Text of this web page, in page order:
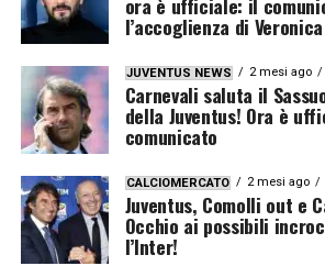
l’accoglienza di
JUVENTUS NEWS 2 mesi ago
Carnevali saluta il
della Juventus! Ora è
comunicato
CALCIOMERCATO 2 mesi ago
Juventus, Comolli out e
Occhio ai possibili
l’Inter!